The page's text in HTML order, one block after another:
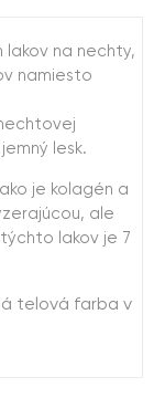
lakov na nechty,
namiesto
lesk.
je kolagén a
ale
lakov je 7
telová farba v